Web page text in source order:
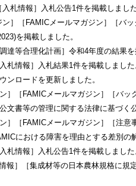
入札情報］入札公告1件を掲載しました
ン］［FAMICメールマガジン］［バ
を掲載しました。
達等合理化計画］令和4年度の結果を
札情報］入札結果1件を掲載しました
ンロードを更新しました。
］［FAMICメールマガジン］［バッ
文書等の管理に関する法律に基づく
ン］［FAMICメールマガジン］［注
における障害を理由とする差別
札情報］入札公告1件を掲載しました
報］［集成材等の日本農林規格に